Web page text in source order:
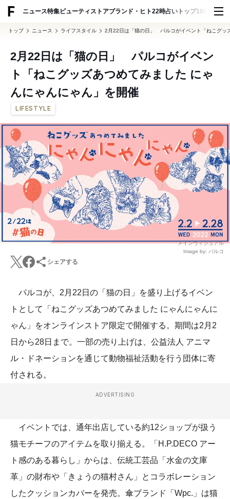
ニュース特集ビューティ ストアブランド・ヒト22時占い トップ100 スナッ
トップ ニュース ライフスタイル 2月22日は「猫の日」 パルコがイベント「ねこグッ
2月22日は「猫の日」 パルコがイベン
ト「ねこグッズあつめてみました にゃ
んにゃんにゃん」を開催
LIFESTYLE
メインヴィジュアル
Image by: パルコ
シェアする
パルコが、2月22日の「猫の日」を盛り上げるイベン
トとして「ねこグッズあつめてみました にゃんにゃんに
ゃん」をオンラインストア限定で開催する。期間は2月2
日から28日まで。一部の売り上げは、公益法人 アニマ
ル・ドネーションを通じて動物福祉活動を行う団体に寄
付される。
ADVERTISING
イベントでは、通年出店している約12ショップが扱う
猫モチーフのアイテムを取り揃える。「H.P.DECO アー
ト感のある暮らし」からは、伝統工芸品「水金の文庫
革」の財布や「きょうの猫村さん」とコラボレーション
したクッションカバーを発売。傘ブランド「Wpc.」は猫